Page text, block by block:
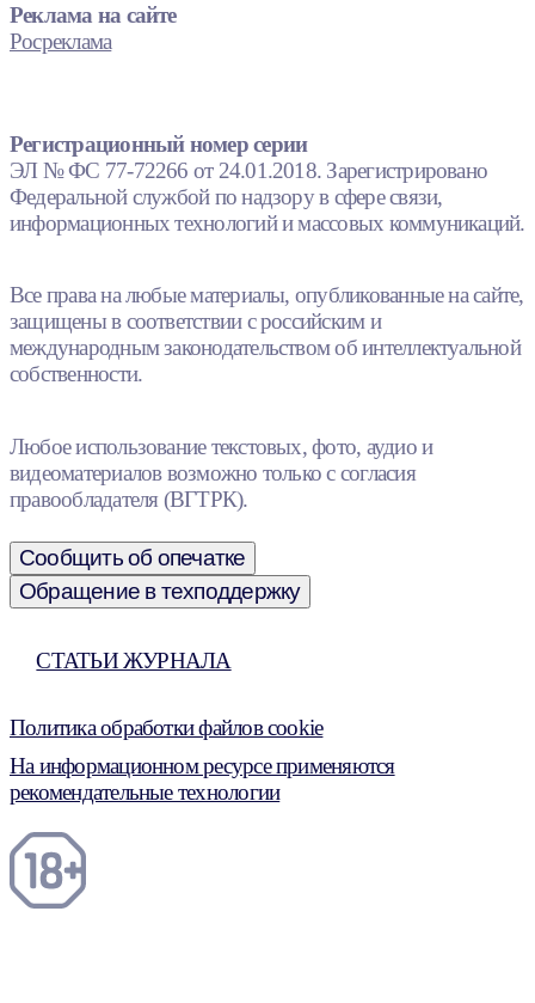
Реклама на сайте
Росреклама
Регистрационный номер серии
ЭЛ № ФС 77-72266 от 24.01.2018. Зарегистрировано
Федеральной службой по надзору в сфере связи,
информационных технологий и массовых коммуникаций.
Все права на любые материалы, опубликованные на сайте,
защищены в соответствии с российским и
международным законодательством об интеллектуальной
собственности.
Любое использование текстовых, фото, аудио и
видеоматериалов возможно только с согласия
правообладателя (ВГТРК).
Сообщить об опечатке
Обращение в техподдержку
СТАТЬИ ЖУРНАЛА
Политика обработки файлов cookie
На информационном ресурсе применяются
рекомендательные технологии